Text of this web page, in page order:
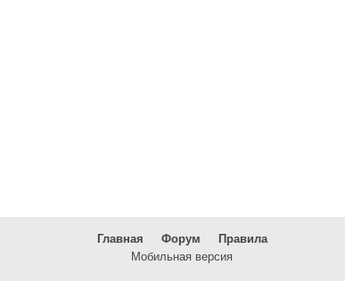
Главная Форум
Правила
Мобильная версия